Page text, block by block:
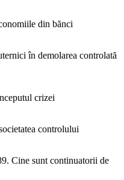
din bănci
în demolarea controlată
crizei
controlului
Cine sunt continuatorii de